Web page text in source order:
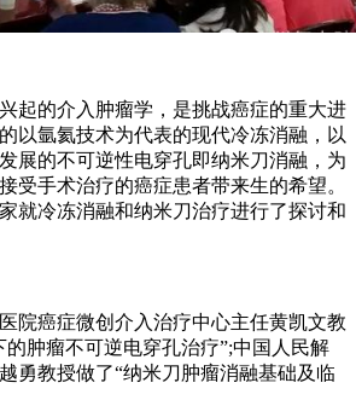
起的介入肿瘤学，是挑战癌症的重大进
以氩氦技术为代表的现代冷冻消融，以
展的不可逆性电穿孔即纳米刀消融，为
受手术治疗的癌症患者带来生的希望。
就冷冻消融和纳米刀治疗进行了探讨和
院癌症微创介入治疗中心主任黄凯文教
的肿瘤不可逆电穿孔治疗”;中国人民解
勇教授做了“纳米刀肿瘤消融基础及临